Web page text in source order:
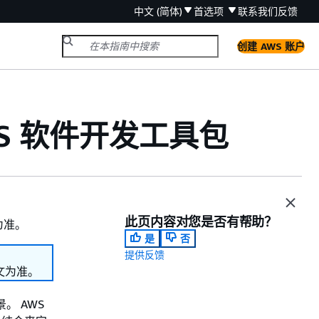
中文 (简体) 首选项 联系我们反馈
创建 AWS 账户
软件开发工具包
。
准。
。 AWS
此页内容对您是否有帮助？
是
否
提供反馈